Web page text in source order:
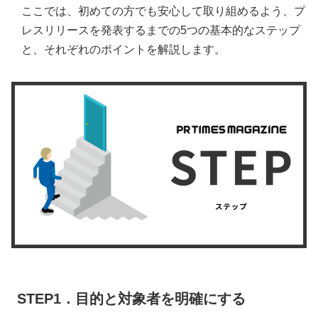
ここでは、初めての方でも安心して取り組めるよう、プ
レスリリースを発表するまでの5つの基本的なステップ
と、それぞれのポイントを解説します。
STEP1．目的と対象者を明確にする